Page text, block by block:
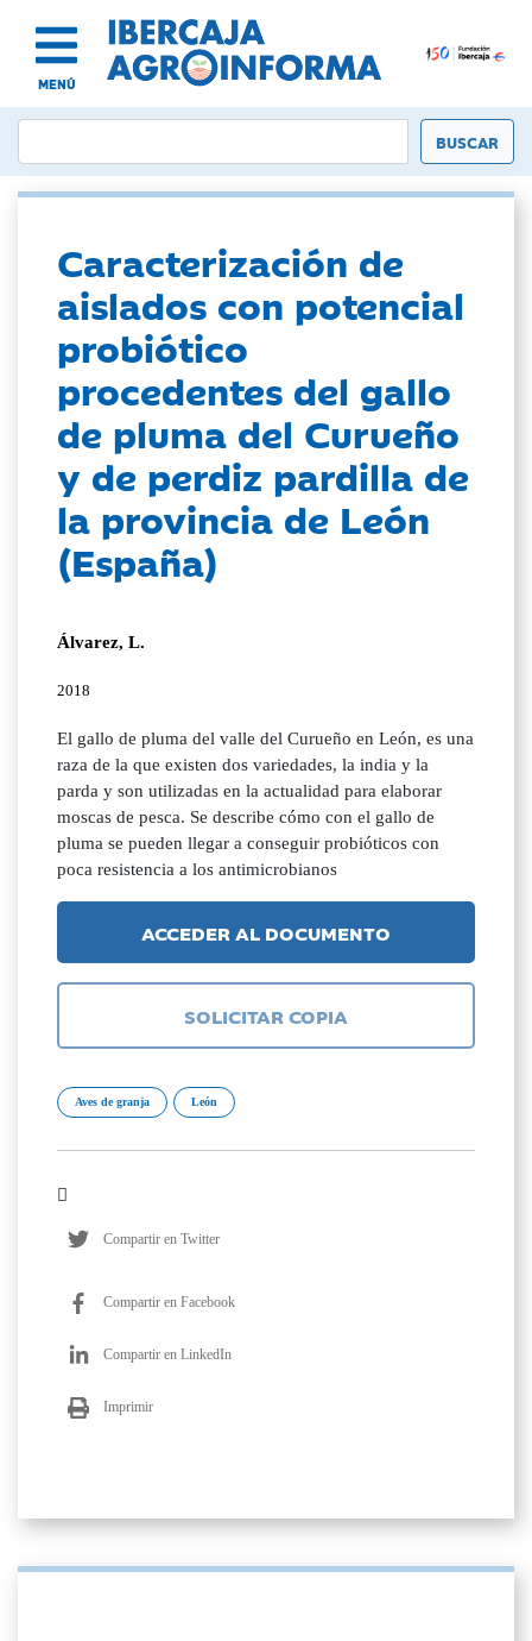
MENÚ
Caracterización de
aislados con potencial
probiótico
procedentes del gallo
de pluma del Curueño
y de perdiz pardilla de
la provincia de León
(España)
Álvarez, L.
2018
El gallo de pluma del valle del Curueño en León, es una
raza de la que existen dos variedades, la india y la
parda y son utilizadas en la actualidad para elaborar
moscas de pesca. Se describe cómo con el gallo de
pluma se pueden llegar a conseguir probióticos con
poca resistencia a los antimicrobianos
ACCEDER AL DOCUMENTO
SOLICITAR COPIA
Aves de granja León
Compartir en Twitter
Compartir en Facebook
Compartir en LinkedIn
Imprimir